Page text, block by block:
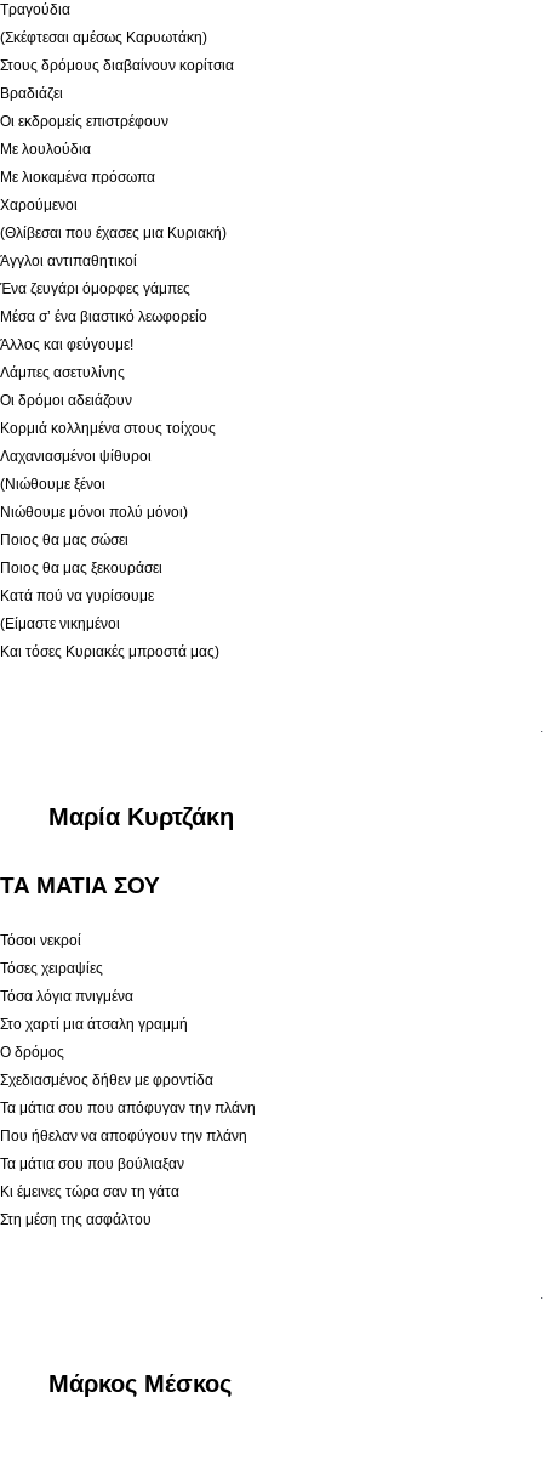
Τραγούδια
(Σκέφτεσαι αμέσως Καρυωτάκη)
Στους δρόμους διαβαίνουν κορίτσια
Βραδιάζει
Οι εκδρομείς επιστρέφουν
Με λουλούδια
Με λιοκαμένα πρόσωπα
Χαρούμενοι
(Θλίβεσαι που έχασες μια Κυριακή)
Άγγλοι αντιπαθητικοί
Ένα ζευγάρι όμορφες γάμπες
Μέσα σ’ ένα βιαστικό λεωφορείο
Άλλος και φεύγουμε!
Λάμπες ασετυλίνης
Οι δρόμοι αδειάζουν
Κορμιά κολλημένα στους τοίχους
Λαχανιασμένοι ψίθυροι
(Νιώθουμε ξένοι
Νιώθουμε μόνοι πολύ μόνοι)
Ποιος θα μας σώσει
Ποιος θα μας ξεκουράσει
Κατά πού να γυρίσουμε
(Είμαστε νικημένοι
Και τόσες Κυριακές μπροστά μας)
.
Μαρία Κυρτζάκη
ΤΑ ΜΑΤΙΑ ΣΟΥ
Τόσοι νεκροί
Τόσες χειραψίες
Τόσα λόγια πνιγμένα
Στο χαρτί μια άτσαλη γραμμή
Ο δρόμος
Σχεδιασμένος δήθεν με φροντίδα
Τα μάτια σου που απόφυγαν την πλάνη
Που ήθελαν να αποφύγουν την πλάνη
Τα μάτια σου που βούλιαξαν
Κι έμεινες τώρα σαν τη γάτα
Στη μέση της ασφάλτου
.
Μάρκος Μέσκος